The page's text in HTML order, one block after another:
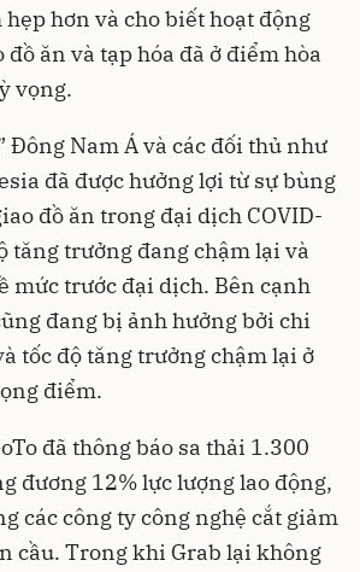
hơn và cho biết hoạt động
ăn và tạp hóa đã ở điểm hòa
vọng.
Đông Nam Á và các đối thủ như
đã được hưởng lợi từ sự bùng
đồ ăn trong đại dịch COVID-
tăng trưởng đang chậm lại và
mức trước đại dịch. Bên cạnh
đang bị ảnh hưởng bởi chi
tốc độ tăng trưởng chậm lại ở
điểm.
đã thông báo sa thải 1.300
đương 12% lực lượng lao động,
các công ty công nghệ cắt giảm
cầu. Trong khi Grab lại không